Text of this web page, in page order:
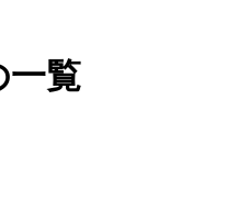
一覧